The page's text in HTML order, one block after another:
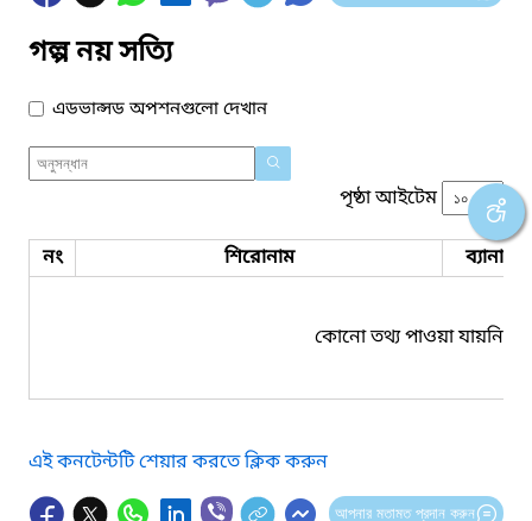
গল্প নয় সত্যি
এডভান্সড অপশনগুলো দেখান
পৃষ্ঠা আইটেম
নং শিরোনাম ব্যানার
কোনো তথ্য পাওয়া যায়নি।
এই কনটেন্টটি শেয়ার করতে ক্লিক করুন
আপনার মতামত প্রদান করুন